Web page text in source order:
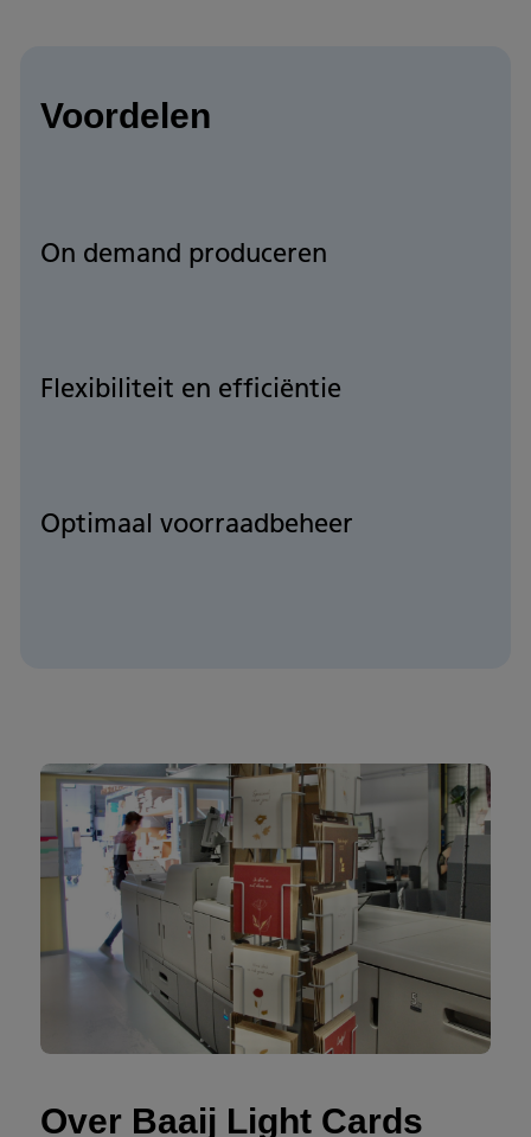
Voordelen
On demand produceren
Flexibiliteit en efficiëntie
Optimaal voorraadbeheer
Over Baaij Light Cards